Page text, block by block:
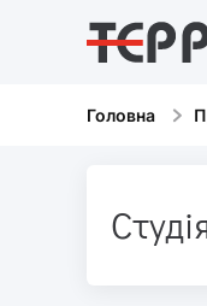
Головна